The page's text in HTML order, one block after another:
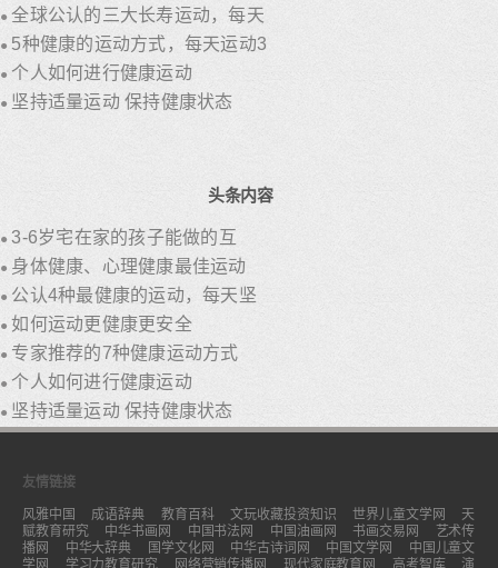
●全球公认的三大长寿运动，每天
● 5种健康的运动方式，每天运动3
● 个人如何进行健康运动
● 坚持适量运动 保持健康状态
头条内容
●3-6岁宅在家的孩子能做的互
● 身体健康、心理健康最佳运动
● 公认4种最健康的运动，每天坚
● 如何运动更健康更安全
● 专家推荐的7种健康运动方式
●个人如何进行健康运动
● 坚持适量运动 保持健康状态
友情链接
风雅中国 成语辞典 教育百科 文玩收藏投资知识 世界儿童文学网
天
赋教育研究
中华书画网 中国书法网 中国油画网 书画交易网
艺术传
播网
中华大辞典 国学文化网 中华古诗词网 中国文学网
中国儿童文
学网
学习力教育研究 网络营销传播网 现代家庭教育网 高考智库 演